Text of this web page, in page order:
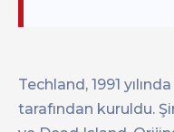
Techland, 1991
tarafından kuruldu.